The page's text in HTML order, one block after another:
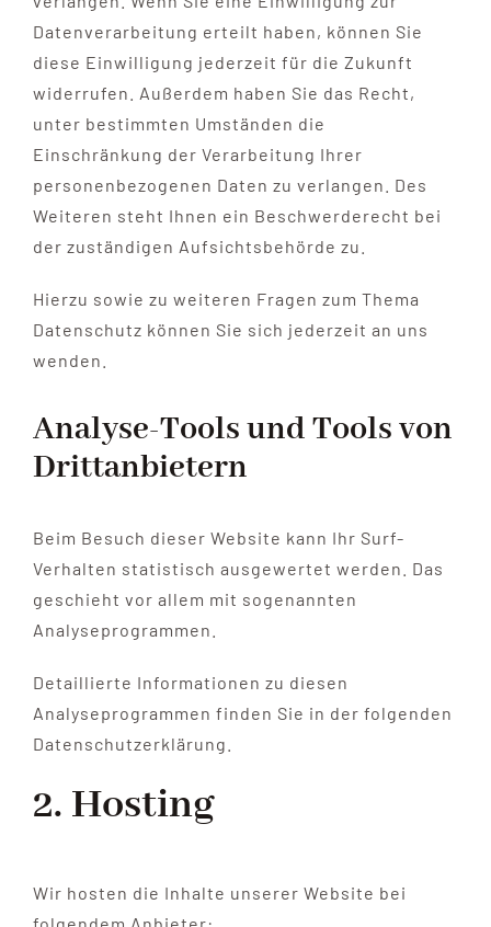
Datenverarbeitung erteilt haben, können Sie
diese Einwilligung jederzeit für die Zukunft
widerrufen. Außerdem haben Sie das Recht,
unter bestimmten Umständen die
Einschränkung der Verarbeitung Ihrer
personenbezogenen Daten zu verlangen. Des
Weiteren steht Ihnen ein Beschwerderecht bei
der zuständigen Aufsichtsbehörde zu.
Hierzu sowie zu weiteren Fragen zum Thema
Datenschutz können Sie sich jederzeit an uns
wenden.
Analyse-Tools und Tools von
Dritt­anbietern
Beim Besuch dieser Website kann Ihr Surf-
Verhalten statistisch ausgewertet werden. Das
geschieht vor allem mit sogenannten
Analyseprogrammen.
Detaillierte Informationen zu diesen
Analyseprogrammen finden Sie in der folgenden
Datenschutzerklärung.
2. Hosting
Wir hosten die Inhalte unserer Website bei
folgendem Anbieter: